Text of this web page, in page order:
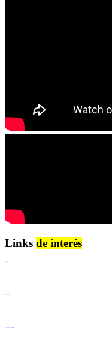
Links de interés